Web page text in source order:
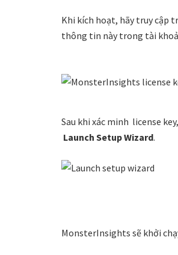
Khi kích hoạt, hãy truy cập
thông tin này trong tài
Sau khi xác minh license
Launch Setup Wizard.
MonsterInsights sẽ khởi